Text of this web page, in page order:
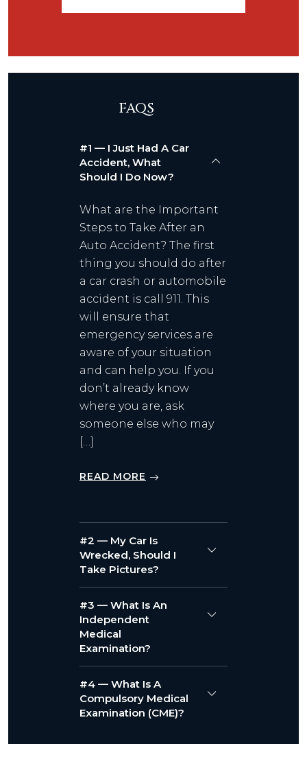
FAQS
#1 — I Just Had A Car
Accident, What
Should I Do Now?
What are the Important
Steps to Take After an
Auto Accident? The first
thing you should do after
a car crash or automobile
accident is call 911. This
will ensure that
emergency services are
aware of your situation
and can help you. If you
don’t already know
where you are, ask
someone else who may
[…]
READ MORE
#2 — My Car Is
Wrecked, Should I
Take Pictures?
#3 — What Is An
Independent
Medical
Examination?
#4 — What Is A
Compulsory Medical
Examination (CME)?